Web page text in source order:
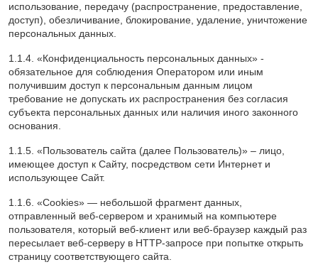
использование, передачу (распространение, предоставление,
доступ), обезличивание, блокирование, удаление, уничтожение
персональных данных.
1.1.4. «Конфиденциальность персональных данных» -
обязательное для соблюдения Оператором или иным
получившим доступ к персональным данным лицом
требование не допускать их распространения без согласия
субъекта персональных данных или наличия иного законного
основания.
1.1.5. «Пользователь сайта (далее Пользователь)» – лицо,
имеющее доступ к Сайту, посредством сети Интернет и
использующее Сайт.
1.1.6. «Cookies» — небольшой фрагмент данных,
отправленный веб-сервером и хранимый на компьютере
пользователя, который веб-клиент или веб-браузер каждый раз
пересылает веб-серверу в HTTP-запросе при попытке открыть
страницу соответствующего сайта.